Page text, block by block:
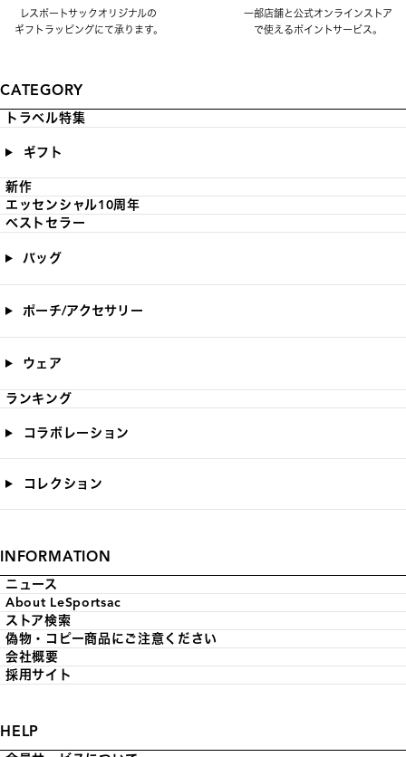
レスポートサックオリジナルの
ギフトラッピングにて承ります。
一部店舗と公式オンラインストア
で使えるポイントサービス。
CATEGORY
トラベル特集
ギフト
新作
エッセンシャル10周年
ベストセラー
バッグ
ポーチ/アクセサリー
ウェア
ランキング
コラボレーション
コレクション
INFORMATION
ニュース
About LeSportsac
ストア検索
偽物・コピー商品にご注意ください
会社概要
採用サイト
HELP